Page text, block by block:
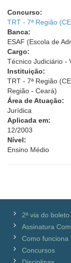
Concurso:
TRT - 7ª Região
Banca:
ESAF (Escola de
Cargo:
Técnico Judiciário -
Instituição:
TRT - 7ª Região
Região - Ceará)
Área de Atuação:
Jurídica
Aplicada em:
12/2003
Nível:
Ensino Médio
2ª via do boleto
Assinatura
Como funciona
Concursos